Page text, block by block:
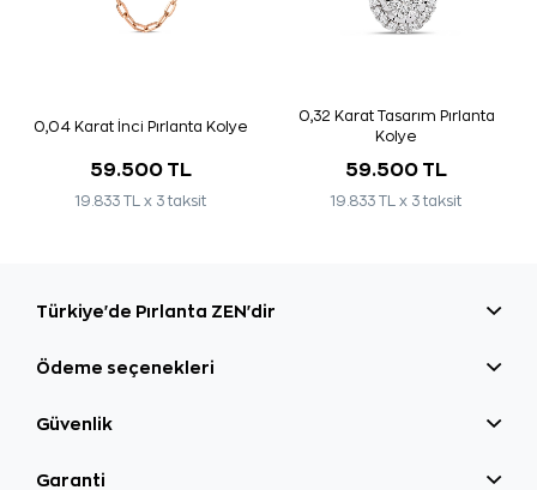
0,04 Karat İnci Pırlanta Kolye
59.500 TL
19.833 TL x 3 taksit
0,32 Karat Tasarım Pırlanta
Kolye
59.500 TL
19.833 TL x 3 taksit
Türkiye'de Pırlanta ZEN'dir
Ödeme seçenekleri
Güvenlik
Garanti